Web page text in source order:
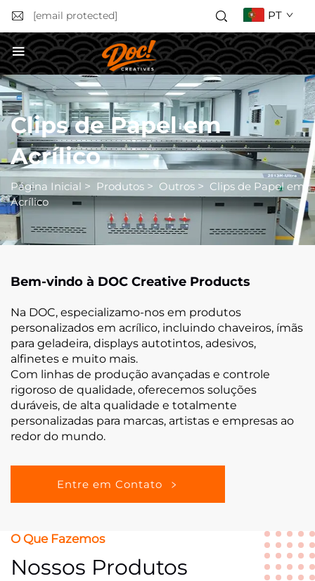
[email protected] PT
SOLICITAR ORÇAMENTO
Clips de Papel em
Acrílico
Página Inicial > Produtos > Outros > Clips de Papel em
Acrílico
Bem-vindo à DOC Creative Products
Na DOC, especializamo-nos em produtos
personalizados em acrílico, incluindo chaveiros, ímãs
para geladeira, displays autotintos, adesivos,
alfinetes e muito mais.
Com linhas de produção avançadas e controle
rigoroso de qualidade, oferecemos soluções
duráveis, de alta qualidade e totalmente
personalizadas para marcas, artistas e empresas ao
redor do mundo.
Entre em Contato
O Que Fazemos
Nossos Produtos